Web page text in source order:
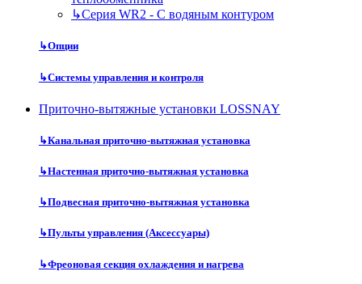
↳Серия WR2 - С водяным контуром
↳Опции
↳Системы управления и контроля
Приточно-вытяжные установки LOSSNAY
↳Канальная приточно-вытяжная установка
↳Настенная приточно-вытяжная установка
↳Подвесная приточно-вытяжная установка
↳Пульты управления (Аксессуары)
↳Фреоновая секция охлаждения и нагрева